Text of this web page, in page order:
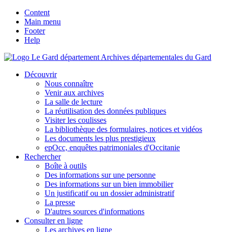
Content
Main menu
Footer
Help
Archives départementales du Gard
Découvrir
Nous connaître
Venir aux archives
La salle de lecture
La réutilisation des données publiques
Visiter les coulisses
La bibliothèque des formulaires, notices et vidéos
Les documents les plus prestigieux
epOcc, enquêtes patrimoniales d'Occitanie
Rechercher
Boîte à outils
Des informations sur une personne
Des informations sur un bien immobilier
Un justificatif ou un dossier administratif
La presse
D'autres sources d'informations
Consulter en ligne
Les archives en ligne